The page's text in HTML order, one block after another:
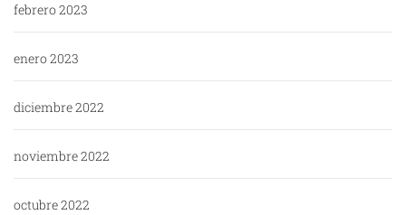
febrero 2023
enero 2023
diciembre 2022
noviembre 2022
octubre 2022